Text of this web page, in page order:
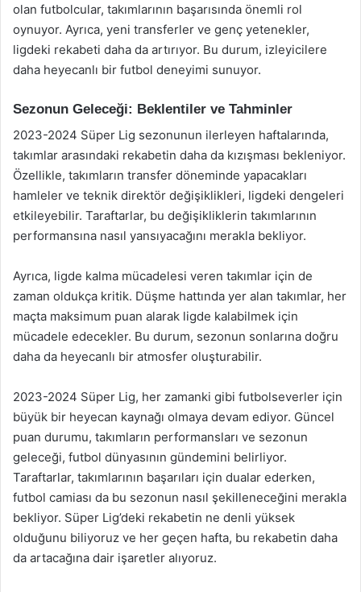
olan futbolcular, takımlarının başarısında önemli rol
oynuyor. Ayrıca, yeni transferler ve genç yetenekler,
ligdeki rekabeti daha da artırıyor. Bu durum, izleyicilere
daha heyecanlı bir futbol deneyimi sunuyor.
Sezonun Geleceği: Beklentiler ve Tahminler
2023-2024 Süper Lig sezonunun ilerleyen haftalarında,
takımlar arasındaki rekabetin daha da kızışması bekleniyor.
Özellikle, takımların transfer döneminde yapacakları
hamleler ve teknik direktör değişiklikleri, ligdeki dengeleri
etkileyebilir. Taraftarlar, bu değişikliklerin takımlarının
performansına nasıl yansıyacağını merakla bekliyor.
Ayrıca, ligde kalma mücadelesi veren takımlar için de
zaman oldukça kritik. Düşme hattında yer alan takımlar, her
maçta maksimum puan alarak ligde kalabilmek için
mücadele edecekler. Bu durum, sezonun sonlarına doğru
daha da heyecanlı bir atmosfer oluşturabilir.
2023-2024 Süper Lig, her zamanki gibi futbolseverler için
büyük bir heyecan kaynağı olmaya devam ediyor. Güncel
puan durumu, takımların performansları ve sezonun
geleceği, futbol dünyasının gündemini belirliyor.
Taraftarlar, takımlarının başarıları için dualar ederken,
futbol camiası da bu sezonun nasıl şekilleneceğini merakla
bekliyor. Süper Lig’deki rekabetin ne denli yüksek
olduğunu biliyoruz ve her geçen hafta, bu rekabetin daha
da artacağına dair işaretler alıyoruz.